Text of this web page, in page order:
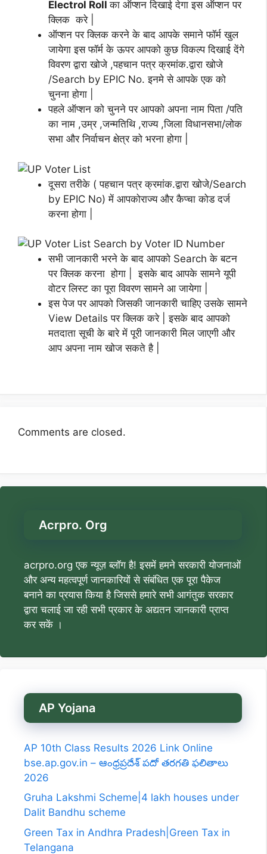
Electrol Rollका ऑप्शन दिखाई देगा इस ऑप्शन पर
क्लिक करे |
ऑप्शन पर क्लिक करने के बाद आपके समाने फॉर्म खुल
जायेगा इस फॉर्म के ऊपर आपको कुछ विकल्प दिखाई देंगे
विवरण द्वारा खोजे ,पहचान पत्र क्रमांक.द्वारा खोजे
/Search by EPIC No. इनमे से आपके एक को
चुनना होगा |
पहले ऑप्शन को चुनने पर आपको अपना नाम पिता /पति
का नाम ,उम्र ,जन्मतिथि ,राज्य ,जिला विधानसभा/लोक
सभा और निर्वाचन क्षेत्र को भरना होगा |
दूसरा तरीके ( पहचान पत्र क्रमांक.द्वारा खोजे/Search
by EPIC No) में आपकोराज्य और कैप्चा कोड दर्ज
करना होगा |
सभी जानकारी भरने के बाद आपको Search के बटन
पर क्लिक करना होगा | इसके बाद आपके सामने यूपी
वोटर लिस्ट का पूरा विवरण सामने आ जायेगा |
इस पेज पर आपको जिसकी जानकारी चाहिए उसके सामने
View Details पर क्लिक करे | इसके बाद आपको
मतदाता सूची के बारे में पूरी जानकारी मिल जाएगी और
आप अपना नाम खोज सकते है |
Comments are closed.
Acrpro. Org
acrpro.org एक न्यूज़ ब्लॉग है! इसमें हमने सरकारी योजनाओं
और अन्य महत्वपूर्ण जानकारियों से संबंधित एक पूरा पैकेज
बनाने का प्रयास किया है जिससे हमारे सभी आगंतुक सरकार
द्वारा चलाई जा रही सभी प्रकार के अद्यतन जानकारी प्राप्त
कर सकें ।
AP Yojana
AP 10th Class Results 2026 Link Online
bse.ap.gov.in – ఆంధ్రప్రదేశ్ పదో తరగతి ఫలితాలు
2026
Gruha Lakshmi Scheme|4 lakh houses under
Dalit Bandhu scheme
Green Tax in Andhra Pradesh|Green Tax in
Telangana